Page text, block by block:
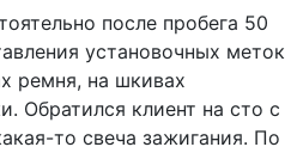
после пробега 50
установочных меток
ремня, на шкивах
Обратился клиент на сто с
то свеча зажигания. По